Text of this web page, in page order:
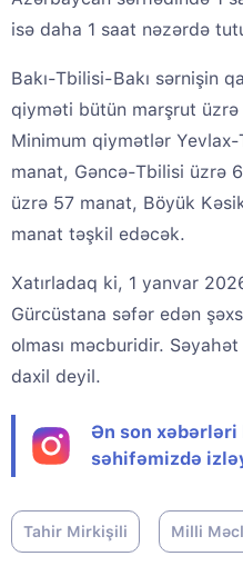
isə daha 1 saat nəzərdə
Bakı-Tbilisi-Bakı sərnişin
qiyməti bütün marşrut
Minimum qiymətlər
manat, Gəncə-Tbilisi üzrə
üzrə 57 manat, Böyük
manat təşkil edəcək.
Xatırladaq ki, 1 yanvar
Gürcüstana səfər edən
olması məcburidir.
daxil deyil.
Ən son
səhifəmizdə
Tahir Mirkişili Milli